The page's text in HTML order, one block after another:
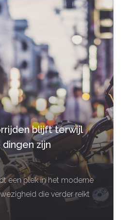
blijft terwijl
zijn
een plek in het moderne
die verder reikt